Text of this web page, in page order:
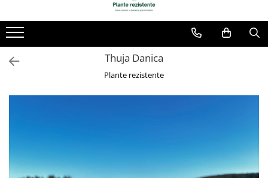
Thuja Danica
Plante rezistente